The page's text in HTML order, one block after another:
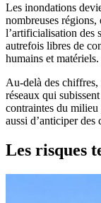
Les inondations
nombreuses
l’artificialisation des
autrefois libres de
humains et matériels.
Au-delà des chiffres,
réseaux qui
contraintes du milieu
aussi d’anticiper des
Les risques